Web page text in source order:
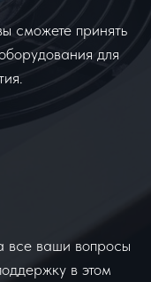
сможете принять
для
все ваши вопросы
в этом